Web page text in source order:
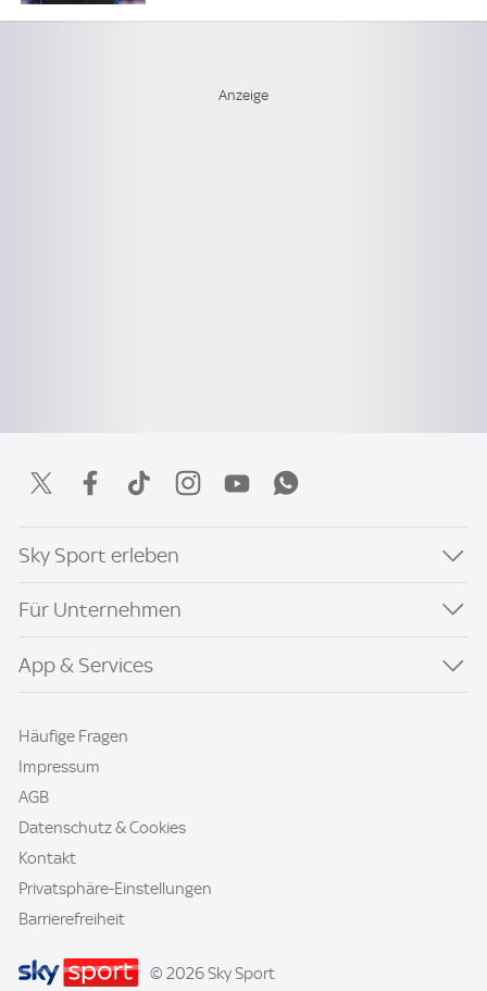
Sky Sport erleben
Für Unternehmen
App & Services
Häufige Fragen
Impressum
AGB
Datenschutz & Cookies
Kontakt
Privatsphäre-Einstellungen
Barrierefreiheit
© 2026 Sky Sport